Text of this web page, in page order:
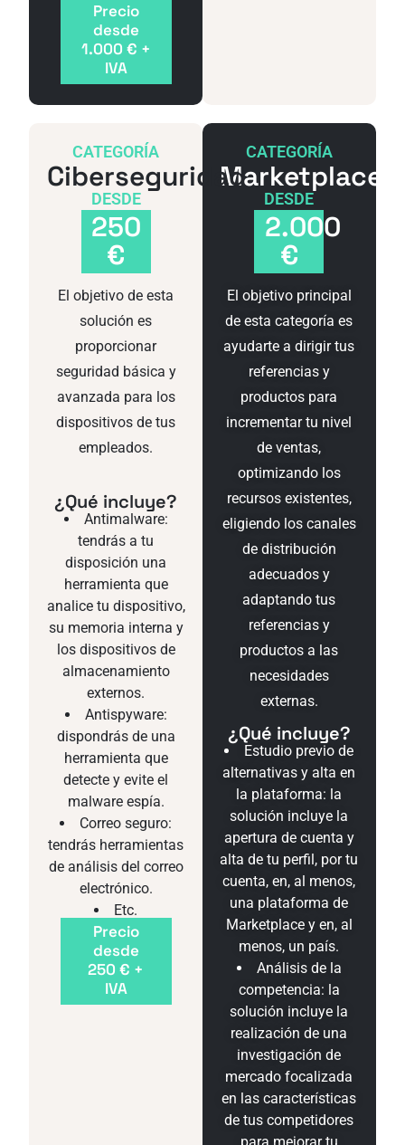
Precio
desde
1.000 € +
IVA
CATEGORÍA
Marketplace
DESDE
2.000
€
El objetivo principal
de esta categoría es
ayudarte a dirigir tus
referencias y
productos para
incrementar tu nivel
de ventas,
optimizando los
recursos existentes,
eligiendo los canales
de distribución
adecuados y
adaptando tus
referencias y
productos a las
necesidades
externas.
¿Qué incluye?
Estudio previo de
alternativas y alta en
la plataforma: la
solución incluye la
apertura de cuenta y
alta de tu perfil, por tu
cuenta, en, al menos,
una plataforma de
Marketplace y en, al
menos, un país.
Análisis de la
competencia: la
solución incluye la
realización de una
investigación de
mercado focalizada
en las características
de tus competidores
CATEGORÍA
Ciberseguridad
DESDE
250
€
El objetivo de esta
solución es
proporcionar
seguridad básica y
avanzada para los
dispositivos de tus
empleados.
¿Qué incluye?
Antimalware:
tendrás a tu
disposición una
herramienta que
analice tu dispositivo,
su memoria interna y
los dispositivos de
almacenamiento
externos.
Antispyware:
dispondrás de una
herramienta que
detecte y evite el
malware espía.
Correo seguro:
tendrás herramientas
de análisis del correo
electrónico.
Etc.
Precio
desde
250 € +
IVA